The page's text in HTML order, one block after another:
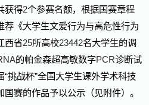
获得2个参赛名额，根据国赛章程
荐《大学生文爱行为与高危性行为
西省25所高校23442名大学生的调
的帕金森超高敏数字PCR诊断试
挑战杯”全国大学生课外学术科技
赛的作品予以公示（见附件）。